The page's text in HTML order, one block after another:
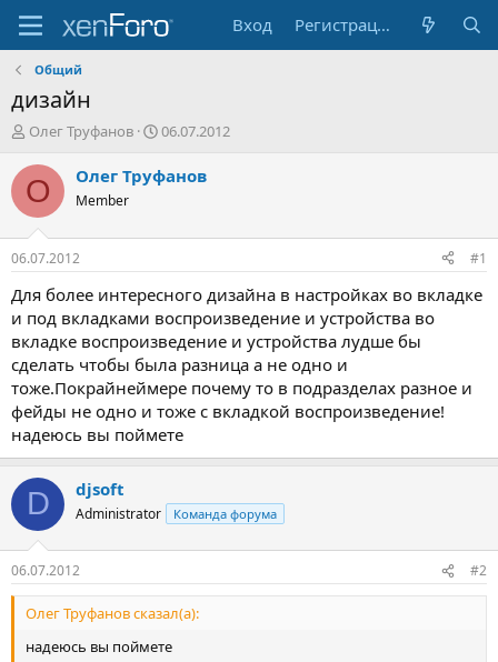
Вход Регистрация
Общий
дизайн
А
т
о
т
е
м
ы
Олег Труфанов
Д
т
а
а
л
06.07.2012
О Олег Труфанов
Member
06.07.2012 #1
Для более интересного дизайна в настройках во вкладке
и под вкладками воспроизведение и устройства во
вкладке воспроизведение и устройства лудше бы
сделать чтобы была разница а не одно и
тоже.Покрайнеймере почему то в подразделах разное и
фейды не одно и тоже с вкладкой воспроизведение!
надеюсь вы поймете
D djsoft
Administrator Команда форума
06.07.2012 #2
Олег Труфанов сказал(а):
надеюсь вы поймете